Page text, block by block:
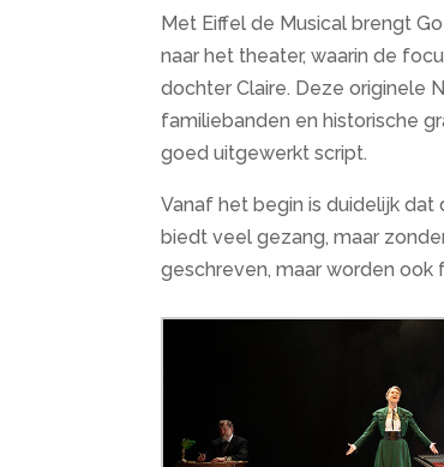
Met Eiffel de Musical brengt
naar het theater, waarin de
dochter Claire. Deze originele
familiebanden en historische
goed uitgewerkt script.
Vanaf het begin is duidelijk
biedt veel gezang, maar
geschreven, maar worden